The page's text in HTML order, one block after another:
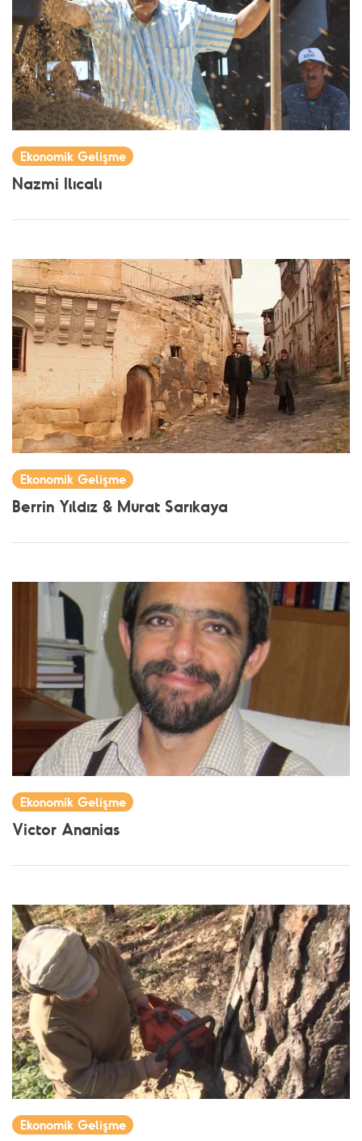
Ekonomik Gelişme
Nazmi Ilıcalı
Ekonomik Gelişme
Berrin Yıldız & Murat Sarıkaya
Ekonomik Gelişme
Victor Ananias
Ekonomik Gelişme